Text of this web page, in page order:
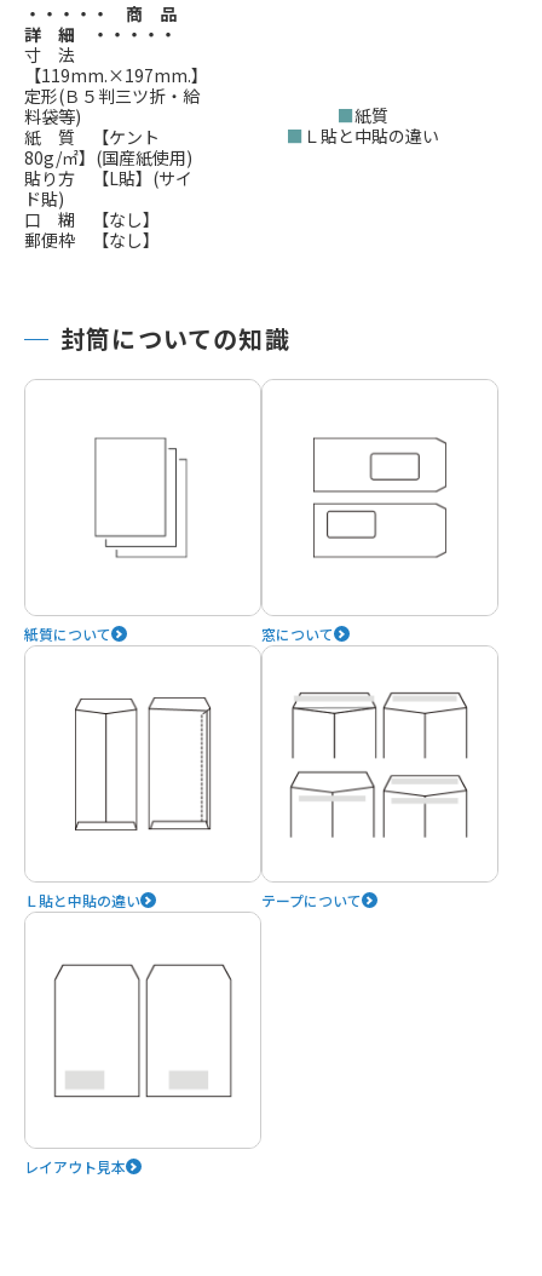
・・・・・ 商 品
詳 細 ・・・・・
寸 法
【119mm.×197mm.】
定形(Ｂ５判三ツ折・給
料袋等)
紙 質 【ケント
80g/㎡】(国産紙使用)
貼り方 【L貼】(サイ
ド貼)
口 糊 【なし】
郵便枠 【なし】
■紙質
■ Ｌ貼と中貼の違い
封筒についての知識
紙質について 窓について
Ｌ貼と中貼の違い テープについて
レイアウト見本